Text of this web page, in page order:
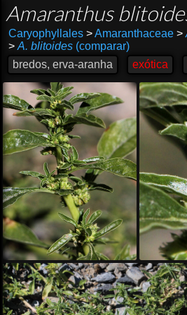
Amaranthus
Caryophyllales >Amaranthaceae >
> A. blitoides(comparar)
bredos, erva-aranha
exótica